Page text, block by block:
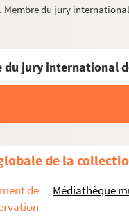
Membre du jury
de la
de
Médiathèque